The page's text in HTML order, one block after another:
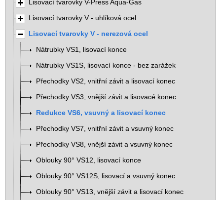
Lisovací tvarovky V-Press Aqua-Gas
Lisovací tvarovky V - uhlíková ocel
Lisovací tvarovky V - nerezová ocel
Nátrubky VS1, lisovací konce
Nátrubky VS1S, lisovací konce - bez zarážek
Přechodky VS2, vnitřní závit a lisovací konec
Přechodky VS3, vnější závit a lisovacé konec
Redukce VS6, vsuvný a lisovací konec
Přechodky VS7, vnitřní závit a vsuvný konec
Přechodky VS8, vnější závit a vsuvný konec
Oblouky 90° VS12, lisovací konce
Oblouky 90° VS12S, lisovací a vsuvný konec
Oblouky 90° VS13, vnější závit a lisovací konec